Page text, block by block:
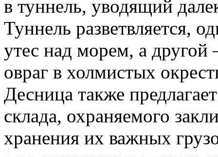
в туннель, уводящий
Туннель разветвляется,
утес над морем, а
овраг в холмистых
Десница также
склада, охраняемого
хранения их важных